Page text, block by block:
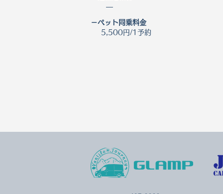
―
－ペット同乗料金
5,500円/1予約